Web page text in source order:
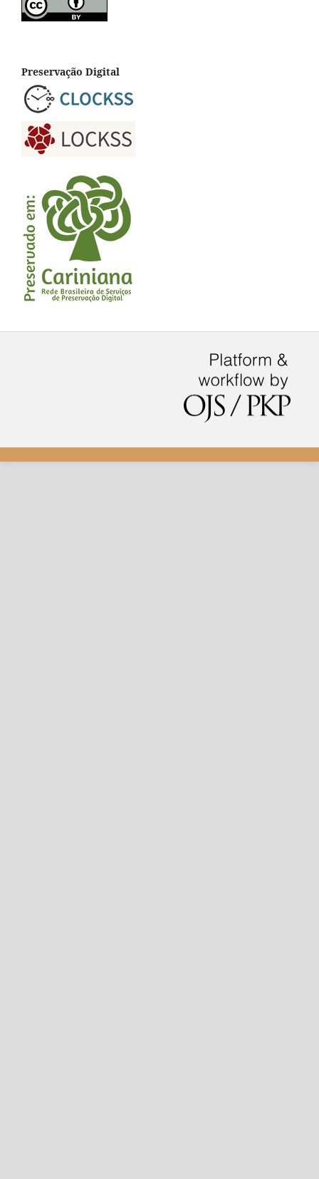
Preservação Digital